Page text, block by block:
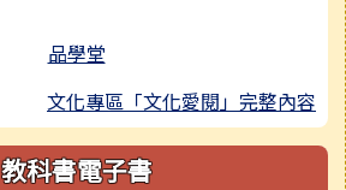
品學堂
文化專區「文化愛閱」完整內容
教科書電子書